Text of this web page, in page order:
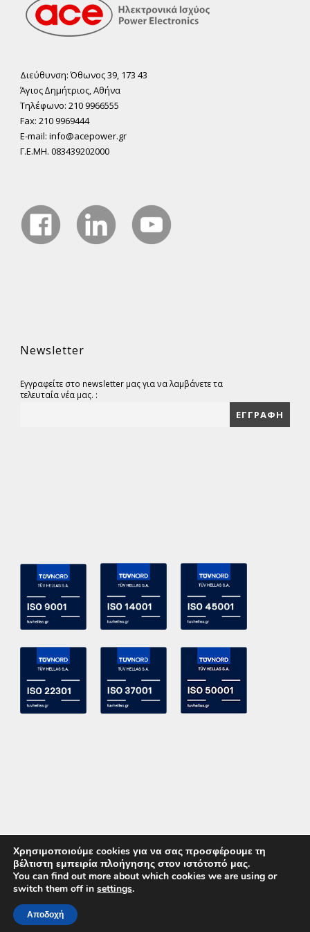
Διεύθυνση: Όθωνος 39, 173 43
Άγιος ∆ηµήτριος, Αθήνα
Τηλέφωνο: 210 9966555
Fax: 210 9969444
E-mail: info@acepower.gr
Γ.Ε.ΜΗ. 083439202000
Newsletter
Εγγραφείτε στο newsletter μας για να λαμβάνετε τα
τελευταία νέα μας. :
Copyright 2015 ACE Power Electronics - All Right Reserved
ΚΑΛΕΣΤΕ ΜΑΣ
Χρησιμοποιούμε cookies για να σας προσφέρουμε τη
βέλτιστη εμπειρία πλοήγησης στον ιστότοπό μας.
You can find out more about which cookies we are using or
switch them off in settings.
Αποδοχή